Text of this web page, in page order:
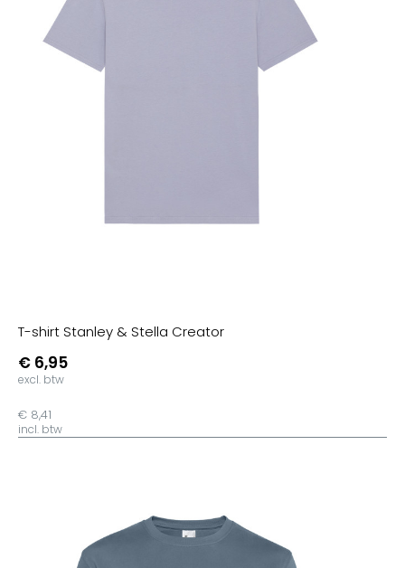
T-shirt Stanley & Stella Creator
€ 6,95
excl. btw
€ 8,41
incl. btw